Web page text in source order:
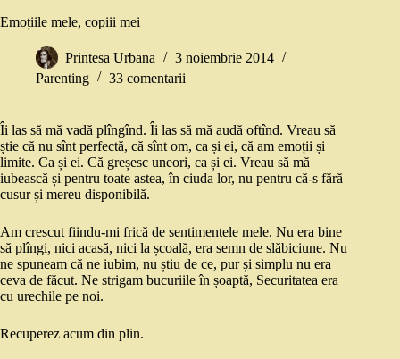
Emoțiile mele, copiii mei
Printesa Urbana
3 noiembrie 2014
Parenting
33 comentarii
Îi las să mă vadă plîngînd. Îi las să mă audă oftînd. Vreau să
știe că nu sînt perfectă, că sînt om, ca și ei, că am emoții și
limite. Ca și ei. Că greșesc uneori, ca și ei. Vreau să mă
iubească și pentru toate astea, în ciuda lor, nu pentru că-s fără
cusur și mereu disponibilă.
Am crescut fiindu-mi frică de sentimentele mele. Nu era bine
să plîngi, nici acasă, nici la școală, era semn de slăbiciune. Nu
ne spuneam că ne iubim, nu știu de ce, pur și simplu nu era
ceva de făcut. Ne strigam bucuriile în șoaptă, Securitatea era
cu urechile pe noi.
Recuperez acum din plin.